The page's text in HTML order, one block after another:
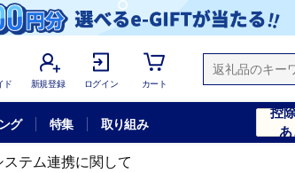
ド 新規登録 ログイン カート
グ 特集 取り組み
控
ステム連携に関して